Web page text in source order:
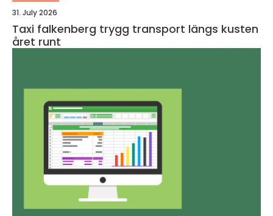
31. July 2026
Taxi falkenberg trygg transport längs kusten
året runt